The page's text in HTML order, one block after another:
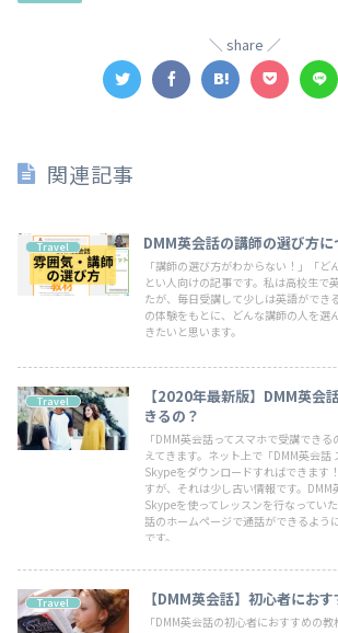
share
関連記事
Travel DMM英会話の講師の選び方に
「講師の選び方がわからない！」「ど
とい人向けの記事です。私は高校生で
たが、毎日受講して少しは英語ができ
の体験をもとに、どんな講師の人を選
きたいと思います。
Travel
【2020年最新版】DMM英会
きるの？
「DMM英会話ってスマホで受講でき
えてきます。ネット上で「DMM英会話
Skypeをダウンロードすればできます
すが、それは少し古い情報です。
Skypeを使ってレッスンを行なってい
話のホームページで通話ができるよう
です。
Travel 【DMM英会話】初心者にお
「DMM英会話の初心者におすすめの